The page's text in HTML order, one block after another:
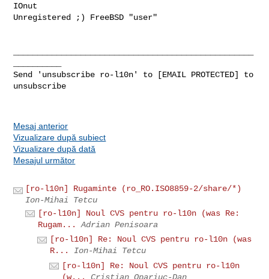
IOnut
Unregistered ;) FreeBSD "user"
Send 'unsubscribe ro-l10n' to [EMAIL PROTECTED] to
unsubscribe
Mesaj anterior
Vizualizare după subiect
Vizualizare după dată
Mesajul următor
[ro-l10n] Rugaminte (ro_RO.ISO8859-2/share/*)
Ion-Mihai Tetcu
[ro-l10n] Noul CVS pentru ro-l10n (was Re:
Rugam...
Adrian Penisoara
[ro-l10n] Re: Noul CVS pentru ro-l10n (was
R...
Ion-Mihai Tetcu
[ro-l10n] Re: Noul CVS pentru ro-l10n